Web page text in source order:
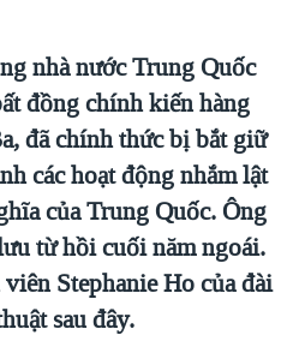
CỦA MỸ: QUÁ KHỨ VÀ HIỆN
DẢI GAZA
nhà nước Trung Quốc
đồng chính kiến hàng
đã chính thức bị bắt giữ
các hoạt động nhắm lật
của Trung Quốc. Ông
từ hồi cuối năm ngoái.
Stephanie Ho của đài
sau đây.